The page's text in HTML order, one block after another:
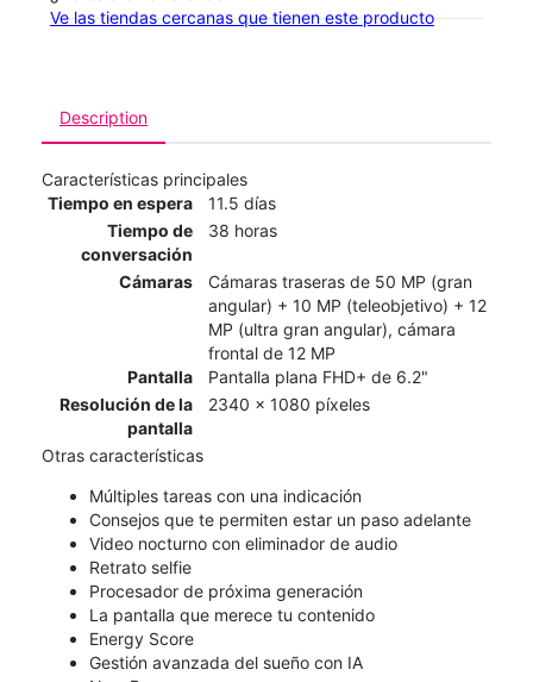
Ve las tiendas cercanas que tienen este producto
Description
Características principales
Tiempo en espera
11.5 días
Tiempo de
conversación
38 horas
Cámaras
Cámaras traseras de 50 MP (gran
angular) + 10 MP (teleobjetivo) + 12
MP (ultra gran angular), cámara
frontal de 12 MP
Pantalla
Pantalla plana FHD+ de 6.2"
Resolución de la
pantalla
2340 x 1080 píxeles
Otras características
Múltiples tareas con una indicación
Consejos que te permiten estar un paso adelante
Video nocturno con eliminador de audio
Retrato selfie
Procesador de próxima generación
La pantalla que merece tu contenido
Energy Score
Gestión avanzada del sueño con IA